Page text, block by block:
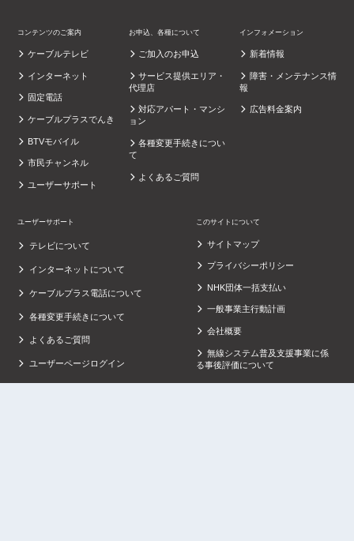
コンテンツのご案内
ケーブルテレビ
インターネット
固定電話
ケーブルプラスでんき
BTVモバイル
市民チャンネル
ユーザーサポート
お申込、各種について
ご加入のお申込
サービス提供エリア・
代理店
対応アパート・マンシ
ョン
各種変更手続きについ
て
よくあるご質問
インフォメーション
新着情報
障害・メンテナンス情
報
広告料金案内
ユーザーサポート
テレビについて
インターネットについて
ケーブルプラス電話について
各種変更手続きについて
よくあるご質問
ユーザーページログイン
このサイトについて
サイトマップ
プライバシーポリシー
NHK団体一括支払い
一般事業主行動計画
会社概要
無線システム普及支援事業に係
る事後評価について